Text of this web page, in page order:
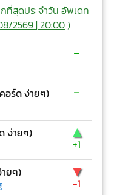
สุดประจำวัน อัพเดท
2569 | 20:00)
-
อร์ด ง่ายๆ) -
ง่ายๆ) ▲
+1
ยๆ) ▼
-1